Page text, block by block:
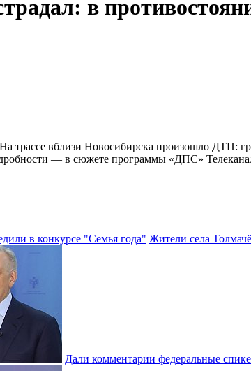
в
На трассе вблизи Новосибирска произошло ДТП:
— в сюжете программы «ДПС»
Жители села
Дали комментарии федеральные